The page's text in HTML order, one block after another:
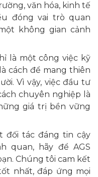
văn hóa, kinh tế
đóng vai trò quan
không gian cảnh
là một công việc kỹ
cách để mang thiên
Vì vậy, việc đầu tư
chuyên nghiệp là
giá trị bền vững
đối tác đáng tin cậy
quan, hãy để AGS
Chúng tôi cam kết
nhất, đáp ứng mọi